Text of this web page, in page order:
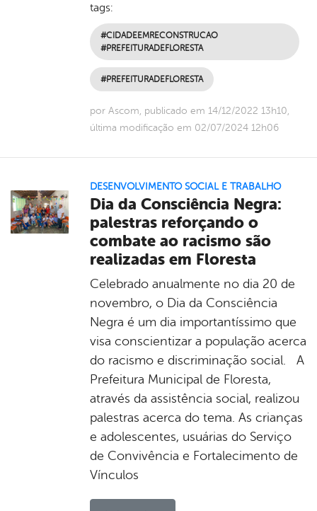
tags:
#CIDADEEMRECONSTRUCAO
#PREFEITURADEFLORESTA
#PREFEITURADEFLORESTA
por Ascom, publicado em 14/12/2022 13h10,
última modificação em 02/07/2024 12h06
DESENVOLVIMENTO SOCIAL E TRABALHO
Dia da Consciência Negra:
palestras reforçando o
combate ao racismo são
realizadas em Floresta
Celebrado anualmente no dia 20 de
novembro, o Dia da Consciência
Negra é um dia importantíssimo que
visa conscientizar a população acerca
do racismo e discriminação social. A
Prefeitura Municipal de Floresta,
através da assistência social, realizou
palestras acerca do tema. As crianças
e adolescentes, usuárias do Serviço
de Convivência e Fortalecimento de
Vínculos